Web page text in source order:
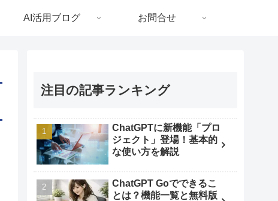
AI活用ブログ お問合せ
注目の記事ランキング
ChatGPTに新機能「プロ
ジェクト」登場！基本的
な使い方を解説
ChatGPT Goでできるこ
とは？機能一覧と無料版